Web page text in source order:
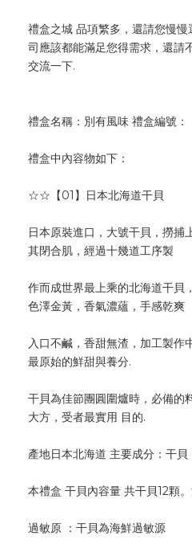
禮盒之城 品項繁多，還請您慢
司應該都能滿足您得需求，還請
交流一下.
禮盒名稱：別有風味 禮盒編號：
禮盒中內容物如下：
☆☆【01】日本北海道干貝
日本原裝進口，大號干貝，撈捕
其閉合肌，經過十幾道工序製
作而成世界最上乘的北海道干貝
色澤金黃，香氣濃蘊，手感乾爽
入口不鹹，香甜無渣，加工製作
最原始的鮮甜與養分.
干貝為佳節團圓圍爐時，必備的
大方，受者最實用 目的.
產地日本北海道 主要成分：干貝
本禮盒 干貝內容量 共干貝12顆
過敏原 ：干貝為海鮮過敏源